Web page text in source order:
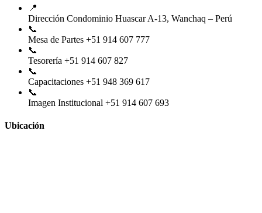
📍
Dirección Condominio Huascar A-13, Wanchaq – Perú
📞
Mesa de Partes +51 914 607 777
📞
Tesorería +51 914 607 827
📞
Capacitaciones +51 948 369 617
📞
Imagen Institucional +51 914 607 693
Ubicación